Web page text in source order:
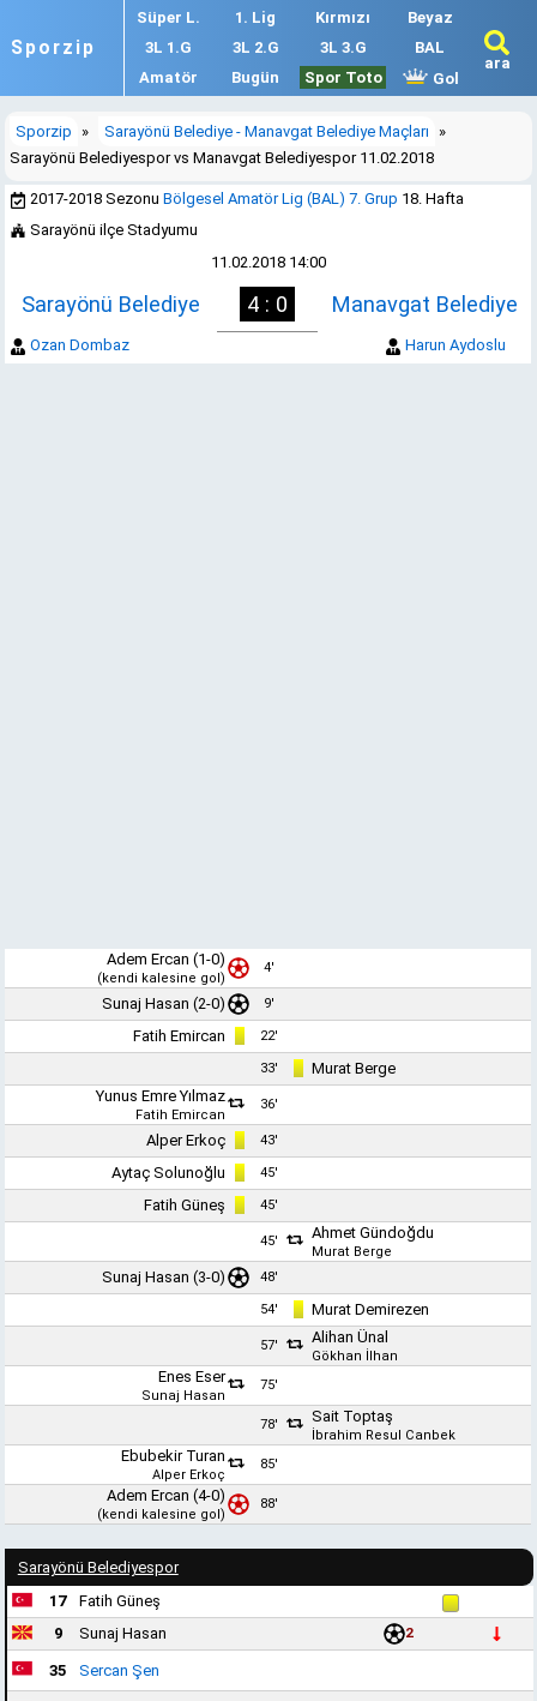
Sporzip
Süper L. 1. Lig Kırmızı
Beyaz
3L 1.G
3L 2.G 3L 3.G
BAL
Amatör
Bugün Spor Toto Gol
ara
Sporzip » Sarayönü Belediye - Manavgat Belediye Maçları
»
Sarayönü Belediyespor vs Manavgat Belediyespor 11.02.2018
2017-2018 SezonuBölgesel Amatör Lig (BAL) 7. Grup 18. Hafta
Sarayönü ilçe Stadyumu
11.02.2018 14:00
Sarayönü Belediye 4 : 0 Manavgat Belediye
Ozan Dombaz Harun Aydoslu
Adem Ercan (1-0)
(kendi kalesine gol)
4'
Sunaj Hasan (2-0) 9'
Fatih Emircan 22'
33'
Murat Berge
Yunus Emre Yılmaz
Fatih Emircan
36'
Alper Erkoç 43'
Aytaç Solunoğlu 45'
Fatih Güneş 45'
45' Ahmet Gündoğdu
Murat Berge
Sunaj Hasan (3-0) 48'
54' Murat Demirezen
57' Alihan Ünal
Gökhan İlhan
Enes Eser
Sunaj Hasan
75'
78' Sait Toptaş
İbrahim Resul Canbek
Ebubekir Turan
Alper Erkoç
85'
Adem Ercan (4-0)
(kendi kalesine gol)
88'
Sarayönü Belediyespor
17
Fatih Güneş
9
Sunaj Hasan 2
35 Sercan Şen